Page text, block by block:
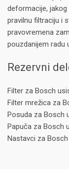
deformacije, jakog
pravilnu filtraciju i
pravovremena
pouzdanijem radu
Rezervni
Filter za Bosch
Filter mrežica za
Posuda za Bosch
Papuča za Bosch
Nastavci za